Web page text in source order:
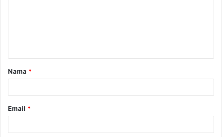
Nama *
Email *